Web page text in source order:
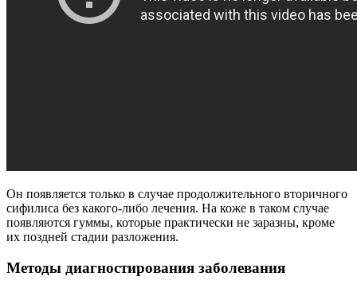
Он появляется только в случае продолжительного вторичного
сифилиса без какого-либо лечения. На коже в таком случае
появляются гуммы, которые практически не заразны, кроме
их поздней стадии разложения.
Методы диагностирования заболевания